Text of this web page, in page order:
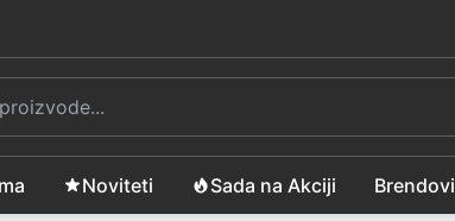
Noviteti Sada na Akciji Brendovi